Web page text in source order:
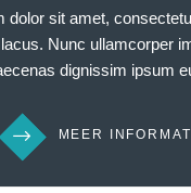
dolor sit amet,
Nunc ullamcorper
dignissim ipsum
facilisi. Nullam quis
in cursus interdum.
MEER